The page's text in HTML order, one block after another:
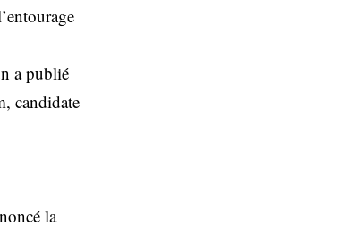
a publié
candidate
la